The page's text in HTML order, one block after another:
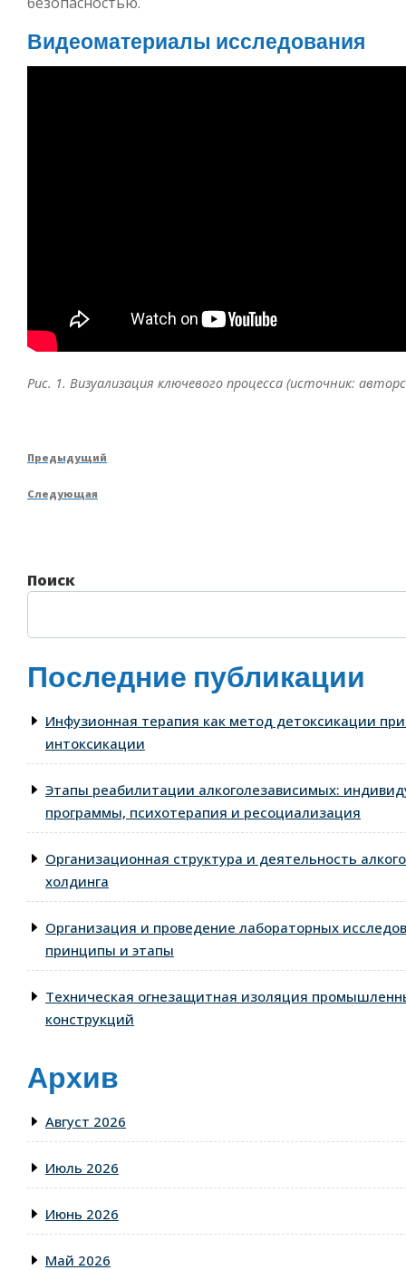
Видеоматериалы исследования
Рис. 1. Визуализация ключевого процесса (источник:
Навигация
по
записям
Предыдущая
Предыдущий
Следующая
Следующая
Поиск
Последние публикации
Инфузионная терапия как метод детоксикации
интоксикации
Этапы реабилитации алкоголезависимых:
программы, психотерапия и ресоциализация
Организационная структура и деятельность
холдинга
Организация и проведение лабораторных
принципы и этапы
Техническая огнезащитная изоляция
конструкций
Архив
Август 2026
Июль 2026
Июнь 2026
Май 2026